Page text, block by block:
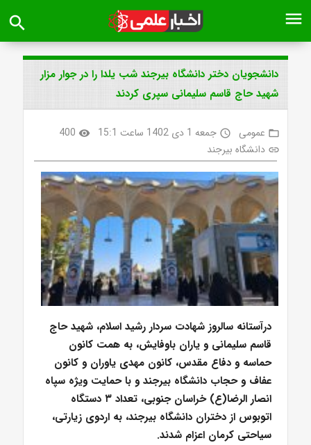
menu
search
دانشجویان دختر دانشگاه بیرجند شب یلدا را در جوار مزار
شهید حاج قاسم سلیمانی سپری کردند
folder_open عمومی access_time جمعه 1 دی 1402 ساعت 15:1 visibility
400
link دانشگاه بیرجند
درآستانه سالروز شهادت سردار رشید اسلام، شهید حاج
قاسم سلیمانی و یاران باوفایش، به همت کانون
حماسه و دفاع مقدس، کانون مهدی یاوران و کانون
عفاف و حجاب دانشگاه بیرجند و با حمایت ویژه سپاه
انصار الرضا(ع) خراسان جنوبی، تعداد ۳ دستگاه
اتوبوس از دختران دانشگاه بیرجند، به اردوی زیارتی،
سیاحتی کرمان اعزام شدند.